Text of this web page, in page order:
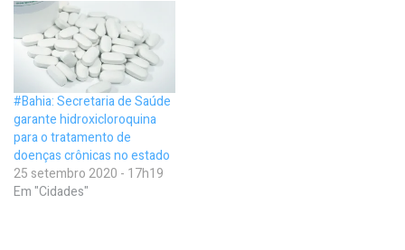
#Bahia: Secretaria de Saúde
garante hidroxicloroquina
para o tratamento de
doenças crônicas no estado
25 setembro 2020 - 17h19
Em "Cidades"